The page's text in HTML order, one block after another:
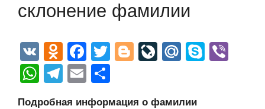
склонение фамилии
V
K
O
d
n
F
a
c
T
Bl
Li
M
S
W
T
E
Подробная информация о фамилии